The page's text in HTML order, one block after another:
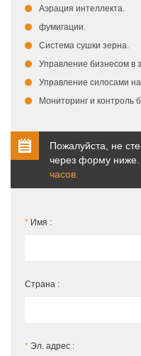
Аэрация интеллекта.
фумигации.
Система сушки зерна.
Управление бизнесом в
Управление силосами
Мониторинг и контроль
Пожалуйста, не
через форму ниже.
часов.
* Имя :
Страна :
* Эл. адрес :